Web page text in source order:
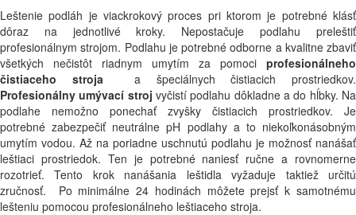
Leštenie podláh je viackrokový proces pri ktorom je potrebné klásť
dôraz na jednotlivé kroky. Nepostačuje podlahu preleštiť
profesionálnym strojom. Podlahu je potrebné odborne a kvalitne zbaviť
všetkých nečistôt riadnym umytím za pomoci profesionálneho
čistiaceho strojaa špeciálnych čistiacich prostriedkov.
Profesionálny umývací stroj vyčistí podlahu dôkladne a do hĺbky. Na
podlahe nemožno ponechať zvyšky čistiacich prostriedkov. Je
potrebné zabezpečiť neutrálne pH podlahy a to niekoľkonásobným
umytím vodou. Až na poriadne uschnutú podlahu je možnosť nanášať
leštiaci prostriedok. Ten je potrebné naniesť ručne a rovnomerne
rozotrieť. Tento krok nanášania leštidla vyžaduje taktiež určitú
zručnosť. Po minimálne 24 hodinách môžete prejsť k samotnému
lešteniu pomocou profesionálneho leštiaceho stroja.